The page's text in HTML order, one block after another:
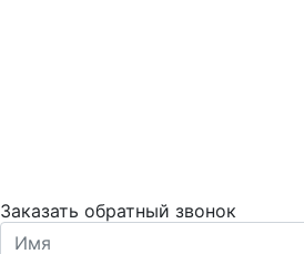
Заказать обратный звонок